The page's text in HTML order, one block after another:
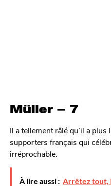
Müller – 7
Il a tellement râlé qu’il a plus
supporters français qui
irréprochable.
À lire aussi : Arrêtez tout,